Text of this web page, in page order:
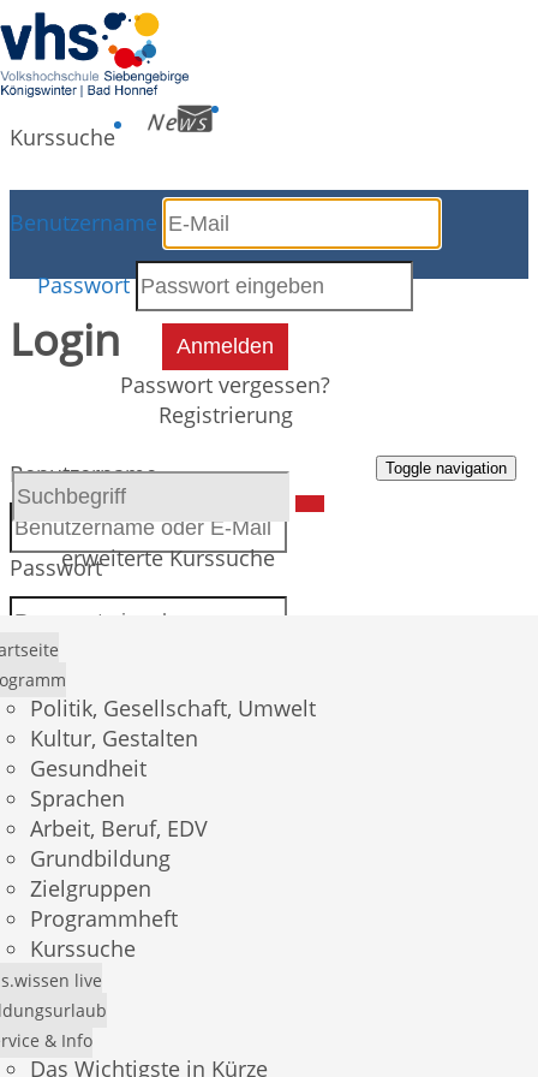
Kurssuche
Benutzername
Passwort
Anmelden
Passwort vergessen?
Registrierung
erweiterte Kurssuche
Toggle navigation
Politik, Gesellschaft, Umwelt
Kultur, Gestalten
Gesundheit
Sprachen
Arbeit, Beruf, EDV
Grundbildung
Zielgruppen
Programmheft
Kurssuche
live
& Info
Das Wichtigste in Kürze
Kursdetails
Login
Benutzername
Passwort
Anmelden
Passwort vergessen?
Registrierung
E-Mail *